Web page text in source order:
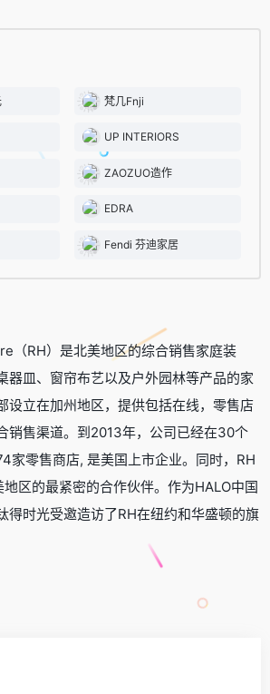
梵几Fnji
UP INTERIORS
ZAOZUO造作
EDRA
Fendi 芬迪家居
（RH）是北美地区的综合销售家庭装
器皿、窗帘布艺以及户外园林等产品的家
设立在加州地区，提供包括在线，零售店
销售渠道。到2013年，公司已经在30个
家零售商店, 是美国上市企业。同时，RH
区的最紧密的合作伙伴。作为HALO中国
得时光受邀造访了RH在纽约和华盛顿的旗